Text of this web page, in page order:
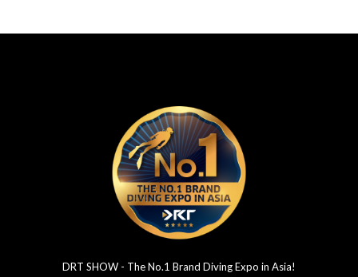
DRT SHOW - The No.1 Brand Diving Expo in Asia!